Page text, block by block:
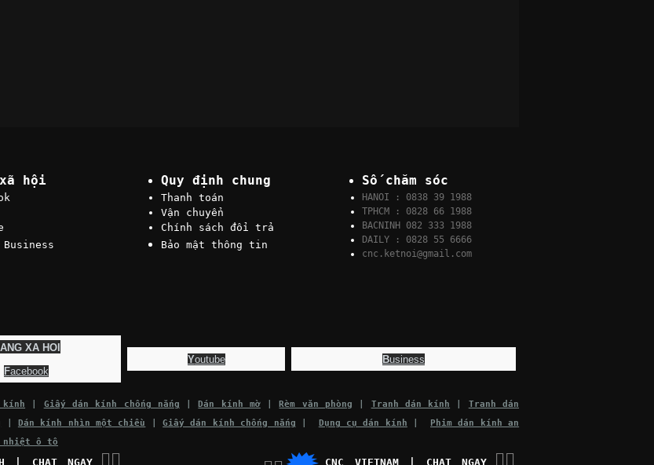
xã hội
Business
Quy định chung
Thanh toán
Vận chuyển
Chính sách đổi trả
Bảo mật thông tin
Số chăm sóc
HANOI : 0838 39 1988
TPHCM : 0828 66 1988
BACNINH 082 333 1988
DAILY : 0828 55 6666
cnc.ketnoi@gmail.com
XA HOI
Facebook
Youtube Business
kính Giấy dán kính chống nắng |Dán kính mờ |Rèm văn phòng Tranh dán kính
Tranh dán
Dán kính nhìn một chiều |Giấy dán kính chống nắng Dụng cụ dán kính
Phim dán kính an
nhiệt ô tô
| CHAT NGAY 👉🏽 CNC VIETNAM | CHAT NGAY 👉🏽